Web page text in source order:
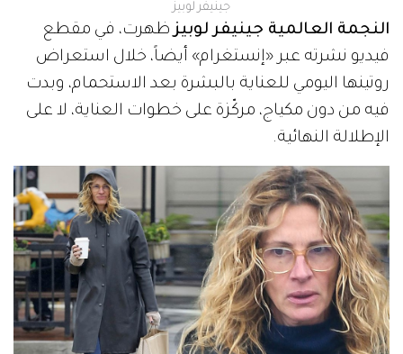
جينيفر لوبيز
النجمة العالمية جينيفر لوبيزظهرت، في مقطع
فيديو نشرته عبر «إنستغرام» أيضاً، خلال استعراض
روتينها اليومي للعناية بالبشرة بعد الاستحمام، وبدت
فيه من دون مكياج، مركّزة على خطوات العناية، لا على
الإطلالة النهائية.